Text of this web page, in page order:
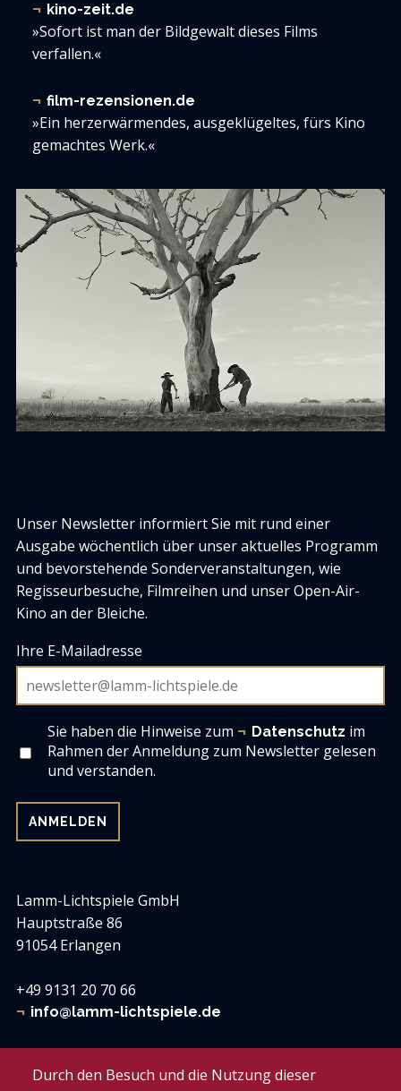
kino-zeit.de
»Sofort ist man der Bildgewalt dieses Films
verfallen.«
film-rezensionen.de
»Ein herzerwärmendes, ausgeklügeltes, fürs Kino
gemachtes Werk.«
Lamm-Lichtspiele GmbH
Hauptstraße 86
91054 Erlangen
+49 9131 20 70 66
info@lamm-lichtspiele.de
Lamm-Lichtspiele
Unser Newsletter informiert Sie mit rund einer
Ausgabe wöchentlich über unser aktuelles Programm
und bevorstehende Sonderveranstaltungen, wie
Regisseurbesuche, Filmreihen und unser Open-Air-
Kino an der Bleiche.
Ihre E-Mailadresse
Sie haben die Hinweise zum Datenschutz im
Rahmen der Anmeldung zum Newsletter gelesen
und verstanden.
Durch den Besuch und die Nutzung dieser